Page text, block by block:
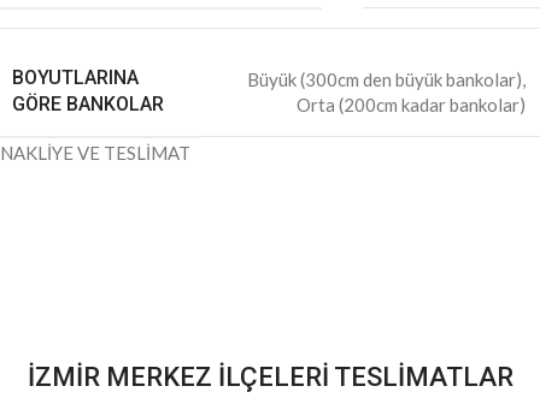
BOYUTLARINA
GÖRE BANKOLAR
Büyük (300cm den büyük bankolar),
Orta (200cm kadar bankolar)
NAKLİYE VE TESLİMAT
İZMİR MERKEZ İLÇELERİ TESLİMATLAR